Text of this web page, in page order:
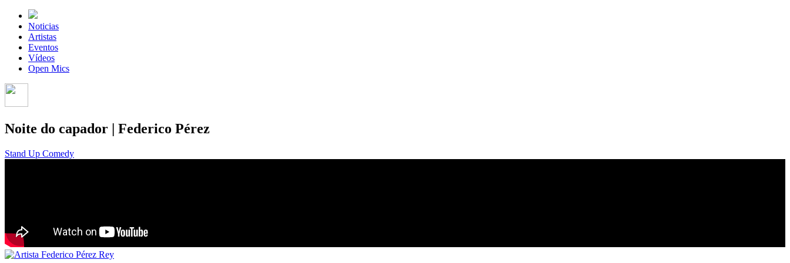
Noticias
Artistas
Eventos
Vídeos
Open Mics
Noite do capador | Federico Pérez
Stand Up Comedy